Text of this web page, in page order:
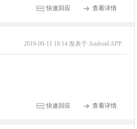
快速回应 查看详情
2019-09-11 18:14 发表于 Android APP
快速回应 查看详情